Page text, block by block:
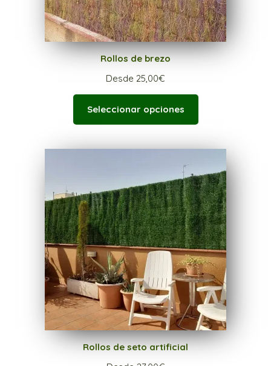
Rollos de brezo
Desde 25,00€
Seleccionar opciones
Rollos de seto artificial